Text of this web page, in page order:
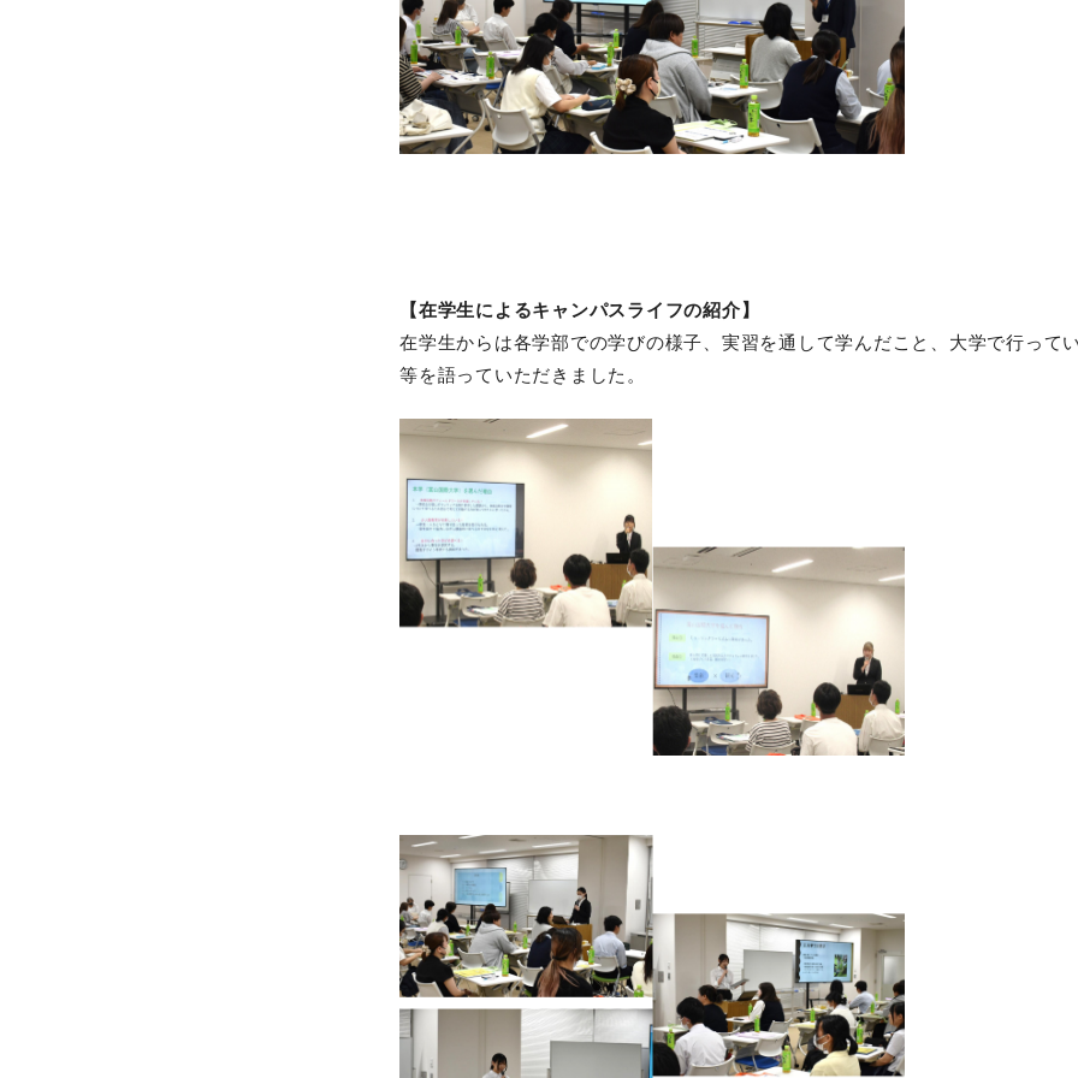
【在学生によるキャンパスライフの紹介】
在学生からは各学部での学びの様子、実習を通して学んだこと、大学で行って
等を語っていただきました。